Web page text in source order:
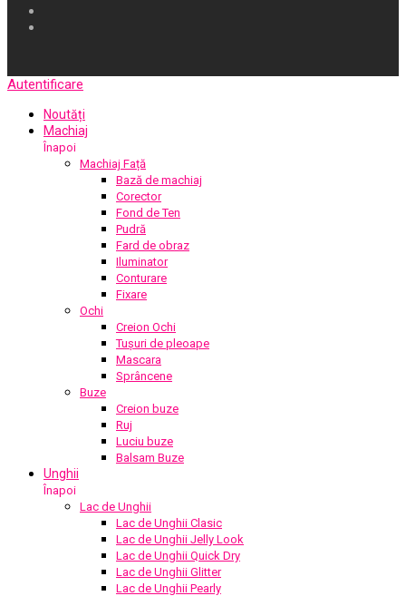
Autentificare
Noutăți
Machiaj
Înapoi
Machiaj Față
Bază de machiaj
Corector
Fond de Ten
Pudră
Fard de obraz
Iluminator
Conturare
Fixare
Ochi
Creion Ochi
Tușuri de pleoape
Mascara
Sprâncene
Buze
Creion buze
Ruj
Luciu buze
Balsam Buze
Unghii
Înapoi
Lac de Unghii
Lac de Unghii Clasic
Lac de Unghii Jelly Look
Lac de Unghii Quick Dry
Lac de Unghii Glitter
Lac de Unghii Pearly